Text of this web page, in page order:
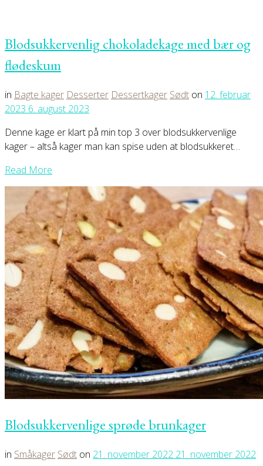
Blodsukkervenlig chokoladekage med bær og
flødeskum
in Bagte kager Desserter Dessertkager Sødt on 12. februar
2023 6. august 2023
Denne kage er klart på min top 3 over blodsukkervenlige
kager – altså kager man kan spise uden at blodsukkeret…
Read More
Blodsukkervenlige sprøde brunkager
in Småkager Sødt on 21. november 2022 21. november 2022